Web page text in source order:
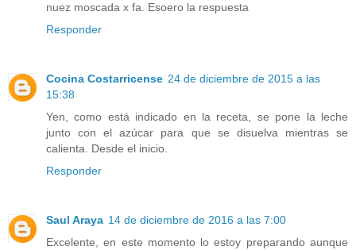
nuez moscada x fa. Esoero la respuesta
Responder
Cocina Costarricense 24 de diciembre de 2015 a las
15:38
Yen, como está indicado en la receta, se pone la leche
junto con el azúcar para que se disuelva mientras se
calienta. Desde el inicio.
Responder
Saul Araya 14 de diciembre de 2016 a las 7:00
Excelente, en este momento lo estoy preparando aunque